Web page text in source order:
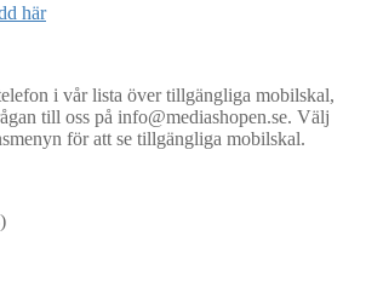
här
i vår lista över tillgängliga mobilskal,
till oss på info@mediashopen.se. Välj
för att se tillgängliga mobilskal.